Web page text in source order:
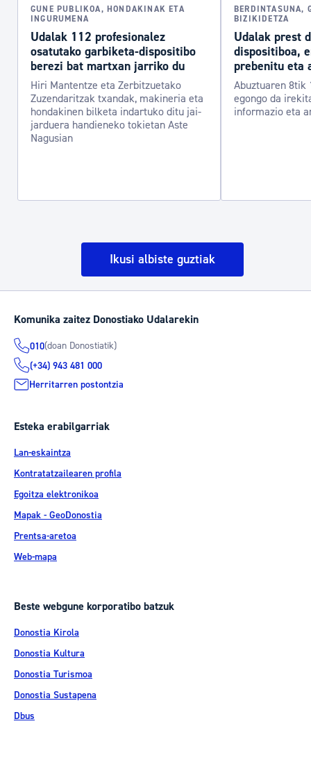
GUNE PUBLIKOA, HONDAKINAK ETA
INGURUMENA
Udalak 112 profesionalez
osatutako garbiketa-dispositibo
berezi bat martxan jarriko du
Hiri Mantentze eta Zerbitzuetako
Zuzendaritzak txandak, makineria eta
hondakinen bilketa indartuko ditu jai-
jarduera handieneko tokietan Aste
Nagusian
BERDINTASUNA,
BIZIKIDETZA
Udalak prest
dispositiboa,
prebenitu eta
Abuztuaren 8tik
egongo da
informazio eta
Ikusi albiste guztiak
Komunika zaitez Donostiako Udalarekin
010(doan Donostiatik)
(+34) 943 481 000
Herritarren postontzia
Esteka erabilgarriak
Lan-eskaintza
Kontratatzailearen profila
Egoitza elektronikoa
Mapak - GeoDonostia
Prentsa-aretoa
Web-mapa
Beste webgune korporatibo batzuk
Donostia Kirola
Donostia Kultura
Donostia Turismoa
Donostia Sustapena
Dbus